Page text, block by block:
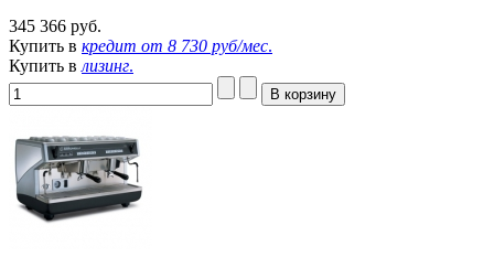
345 366 руб.
Купить в кредит от 8 730 руб/мес.
Купить влизинг.